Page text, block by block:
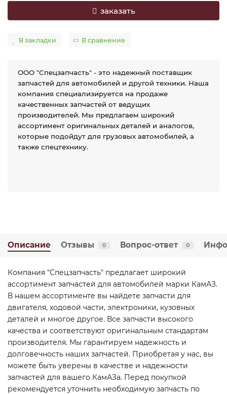
заказать
В закладки В сравнение
ООО "Спецзапчасть" - это надежный поставщик
запчастей для автомобилей и другой техники. Наша
компания специализируется на продаже
качественных запчастей от ведущих
производителей. Мы предлагаем широкий
ассортимент оригинальных деталей и аналогов,
которые подойдут для грузовых автомобилей, а
также спецтехнику.
Описание Отзывы 0 Вопрос-ответ 0
Компания "Спецзапчасть" предлагает широкий
ассортимент запчастей для автомобилей марки КамАЗ.
В нашем ассортименте вы найдете запчасти для
двигателя, ходовой части, электроники, кузовных
деталей и многое другое. Все запчасти высокого
качества и соответствуют оригинальным стандартам
производителя. Мы гарантируем надежность и
долговечность наших запчастей. Приобретая у нас, вы
можете быть уверены в качестве и надежности
запчастей для вашего КамАЗа. Перед покупкой
рекомендуется уточнить необходимую запчасть по